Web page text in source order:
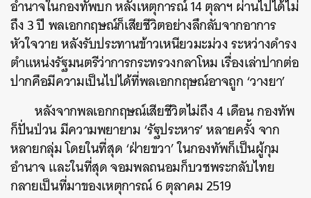
อำนาจในกองทัพบก หลังเหตุการณ์ 14 ตุลาฯ ผ่านไปได้ไม่
ถึง 3 ปี พลเอกกฤษณ์ก็เสียชีวิตอย่างลึกลับจากอาการ
หัวใจวาย หลังรับประทานข้าวเหนียวมะม่วง ระหว่างดำรง
ตำแหน่งรัฐมนตรีว่าการกระทรวงกลาโหม เรื่องเล่าปากต่อ
ปากคือมีความเป็นไปได้ที่พลเอกกฤษณ์อาจถูก ‘วางยา’
หลังจากพลเอกกฤษณ์เสียชีวิตไม่ถึง 4 เดือน กองทัพ
ก็ปั่นป่วน มีความพยายาม ‘รัฐประหาร’ หลายครั้ง จาก
หลายกลุ่ม โดยในที่สุด ‘ฝ่ายขวา’ ในกองทัพก็เป็นผู้กุม
อำนาจ และในที่สุด จอมพลถนอมก็บวชพระกลับไทย
กลายเป็นที่มาของเหตุการณ์ 6 ตุลาคม 2519